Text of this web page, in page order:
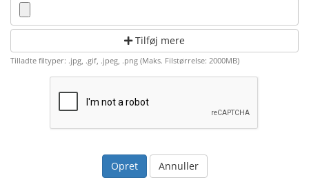
Tilføj mere
Tilladte filtyper: .jpg, .gif, .jpeg, .png (Maks. Filstørrelse: 2000MB)
Annuller